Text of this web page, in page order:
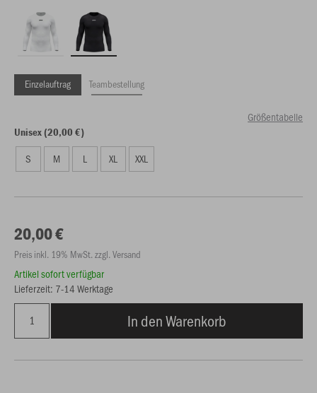
Einzelauftrag Teambestellung
Größentabelle
Unisex (20,00 €)
S M L XL XXL
20,00 €
Preis inkl. 19% MwSt. zzgl. Versand
Artikel sofort verfügbar
Lieferzeit: 7-14 Werktage
In den Warenkorb